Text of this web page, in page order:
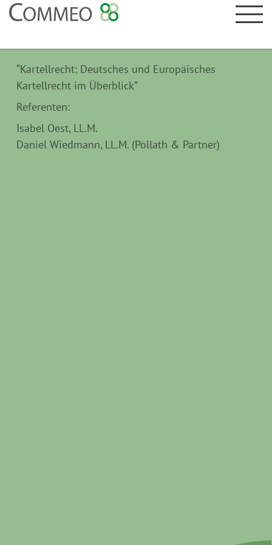
“Kartellrecht: Deutsches und Europäisches
Kartellrecht im Überblick”
Referenten:
Isabel Oest, LL.M.
Daniel Wiedmann, LL.M. (Pöllath & Partner)